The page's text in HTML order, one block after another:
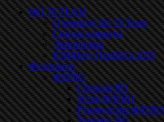
SKI 76 TEAM
О команде Ski 76 Team
Список команды
Экипировка
КЛБМатч ПроБЕГа 2019
Федерации
ФЛГЯО
Сборная ЯО
Устав ФЛГЯО
Руководство ФЛГЯО